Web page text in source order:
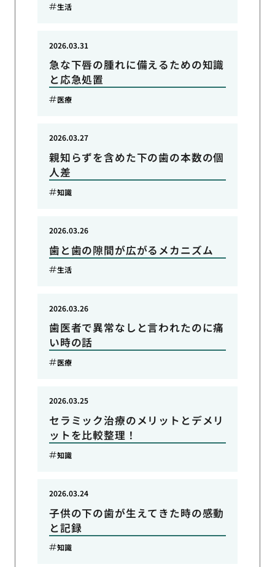
生活
急な下唇の腫れに備えるための知識
と応急処置
2026.03.31
医療
親知らずを含めた下の歯の本数の個
人差
2026.03.27
知識
歯と歯の隙間が広がるメカニズム
2026.03.26
生活
歯医者で異常なしと言われたのに痛
い時の話
2026.03.26
医療
セラミック治療のメリットとデメリ
ットを比較整理！
2026.03.25
知識
子供の下の歯が生えてきた時の感動
と記録
2026.03.24
知識